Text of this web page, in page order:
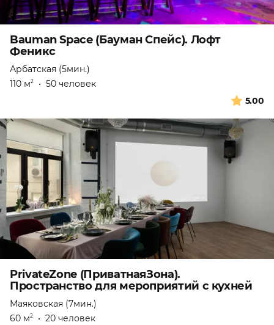
Bauman Space (Бауман Спейс). Лофт
Феникс
Арбатская (5мин.)
110 м2 • 50 человек
5.00
PrivateZone (ПриватнаяЗона).
Пространство для мероприятий с кухней
Маяковская (7мин.)
60 м2 • 20 человек